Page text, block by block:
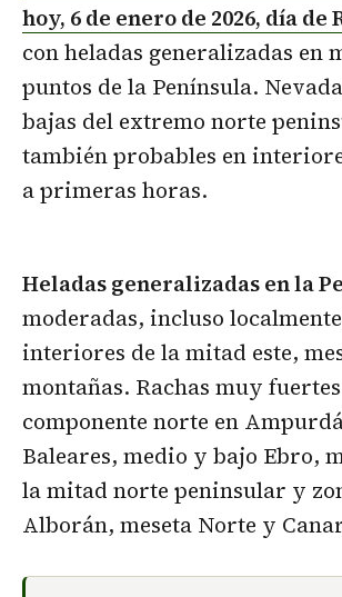
hoy, 6 de enero de 2026, día de
con heladas generalizadas en
puntos de la Península.
bajas del extremo norte
también probables en
a primeras horas.
Heladas generalizadas en la
moderadas, incluso
interiores de la mitad este,
montañas. Rachas muy
componente norte en
Baleares, medio y bajo Ebro,
la mitad norte peninsular y
Alborán, meseta Norte y